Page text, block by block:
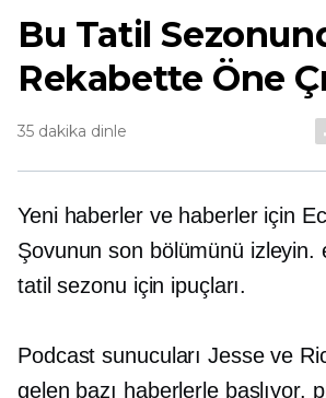
Bu Tatil
Rekabette Öne
35 dakika dinle
Yeni haberler ve haberler için
Şovunun son bölümünü izleyin.
tatil sezonu için ipuçları.
Podcast sunucuları Jesse ve
gelen bazı haberlerle başlıyor.